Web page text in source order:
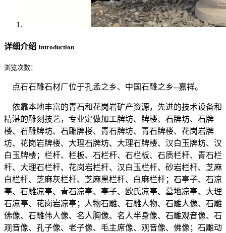
详细介绍 Introduction
浏览次数：
点石石雕石材厂位于孔孟之乡、中国石雕之乡--嘉祥。
依靠本地丰富的青石和花岗岩矿产资源，先进的技术设备和
精湛的雕刻技艺，专业定做加工牌坊、牌楼、石牌坊、石牌
楼、石雕牌坊、石雕牌楼、青石牌坊、青石牌楼、花岗岩牌
坊、花岗岩牌楼、大理石牌坊、大理石牌楼、汉白玉牌坊、汉
白玉牌楼；栏杆、栏板、石栏杆、石栏板、石质栏杆、青石栏
杆、大理石栏杆、花岗岩栏杆、汉白玉栏杆、砂岩栏杆、芝麻
白栏杆、芝麻灰栏杆、芝麻黑栏杆、白麻栏杆；石亭子、石凉
亭、石雕凉亭、青石凉亭、亭子、欧氏凉亭、墓地凉亭、大理
石凉亭、花岗岩凉亭；人物石雕、石雕人物、石雕人像、石雕
佛像、石雕伟人像、名人胸像、名人半身像、石雕观音像、石
观音像、孔子像、老子像、毛主席像、观音像、佛像；石雕动